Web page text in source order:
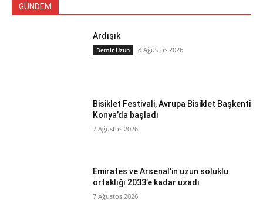
GÜNDEM
Ardışık
Demir Uzun 8 Ağustos 2026
Bisiklet Festivali, Avrupa Bisiklet Başkenti
Konya’da başladı
7 Ağustos 2026
Emirates ve Arsenal’in uzun soluklu
ortaklığı 2033’e kadar uzadı
7 Ağustos 2026